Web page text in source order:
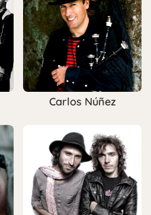
Carlos Núñez